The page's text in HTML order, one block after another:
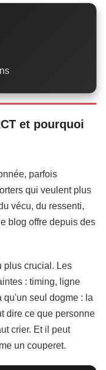
et pourquoi
parfois
qui veulent plus
vécu, du ressenti,
blog offre depuis des
plus crucial. Les
: timing, ligne
qu'un seul dogme : la
dire ce que personne
crier. Et il peut
un couperet.